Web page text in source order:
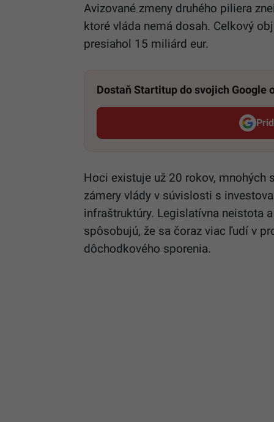
Avizované zmeny druhého piliera
ktoré vláda nemá dosah. Celkový
presiahol 15 miliárd eur.
Dostaň Startitup do svojich Google
Hoci existuje už 20 rokov,
zámery vlády v súvislosti s
infraštruktúry. Legislatívna neistota
spôsobujú, že sa čoraz viac ľudí v
dôchodkového sporenia.